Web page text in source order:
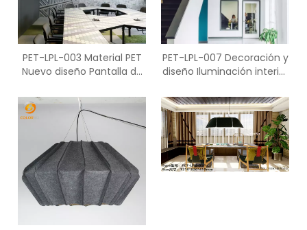
PET-LPL-003 Material PET
Nuevo diseño Pantalla de
PET-LPL-007 Decoración y
diseño Iluminación interior